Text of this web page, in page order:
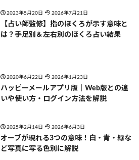
2023年5月20日 2026年7月21日
【占い師監修】指のほくろが示す意味と
は？手足別＆左右別のほくろ占い結果
2020年6月22日 2026年1月23日
ハッピーメールアプリ版｜Web版との違
いや使い方・ログイン方法を解説
2025年2月14日 2026年6月3日
オーブが現れる3つの意味！白・青・緑な
ど写真に写る色別に解説